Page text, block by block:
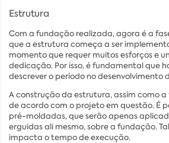
Estrutura
Com a fundação realizada, agora é a
que a estrutura começa a ser
momento que requer muitos esforços e
dedicação. Por isso, é fundamental que
descrever o período no desenvolvimento
A construção da estrutura, assim como
de acordo com o projeto em questão. É
pré-moldadas, que serão apenas
erguidas ali mesmo, sobre a fundação.
impacta o tempo de execução.